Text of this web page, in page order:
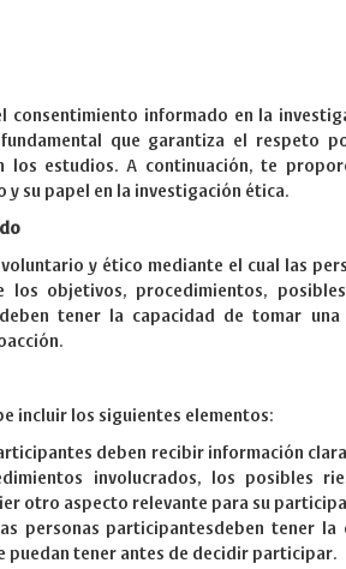
consentimiento informado en la
que garantiza el respeto
los estudios. A continuación, te
su papel en la investigación ética.
y ético mediante el cual las
los objetivos, procedimientos,
tener la capacidad de tomar
incluir los siguientes elementos:
deben recibir información
involucrados, los posibles
otro aspecto relevante para su
personas participantesdeben tener la
puedan tener antes de decidir participar.